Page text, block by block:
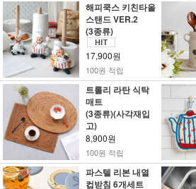
해피쿡스 키친타올
스탠드 VER.2
(3종류)
17,900원
100원 적립
트롤리 라탄 식탁
매트
(3종류)(사각재입
고)
8,900원
100원 적립
파스텔 리본 내열
컵받침 6개세트